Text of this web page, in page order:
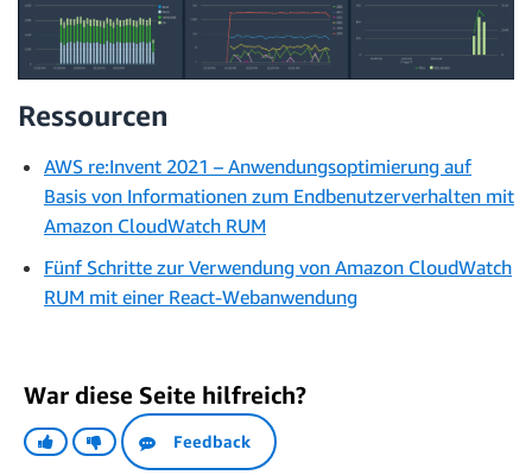
Ressourcen
AWS re:Invent 2021 – Anwendungsoptimierung auf
Basis von Informationen zum Endbenutzerverhalten mit
Amazon CloudWatch RUM
Fünf Schritte zur Verwendung von Amazon CloudWatch
RUM mit einer React-Webanwendung
War diese Seite hilfreich?
Feedback